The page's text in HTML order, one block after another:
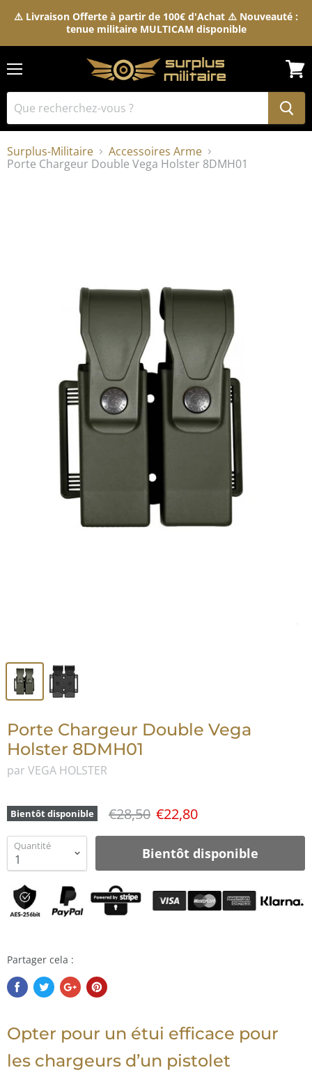
⚠️ Livraison Offerte à partir de 100€ d'Achat ⚠️ Nouveauté :
tenue militaire MULTICAM disponible
le
Surplus-Militaire
Accessoires Arme
Porte Chargeur Double Vega Holster 8DMH01
Porte Chargeur Double Vega
Holster 8DMH01
par VEGA HOLSTER
Bientôt disponible €28,50 €22,80
Quantité Bientôt disponible
Partager cela :
Opter pour un étui efficace pour
les chargeurs d’un pistolet